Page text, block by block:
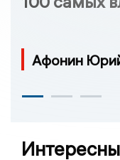
Афонин